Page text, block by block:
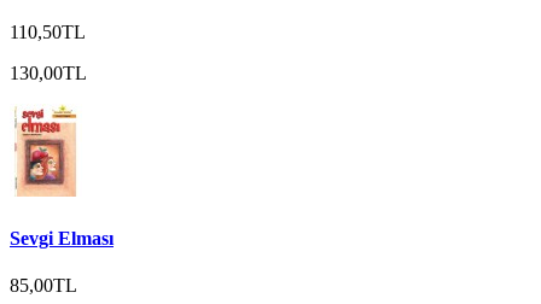
110,50TL
130,00TL
Sevgi Elması
85,00TL